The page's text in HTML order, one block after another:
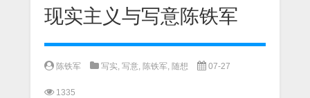
现实主义与写意陈铁军
陈铁军 写实, 写意, 陈铁军, 随想 07-27
1335